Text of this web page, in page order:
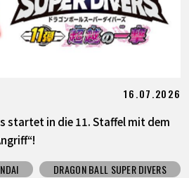
16.07.2026
startet in die 11. Staffel mit dem
DRAGON BALL SUPER DIVERS